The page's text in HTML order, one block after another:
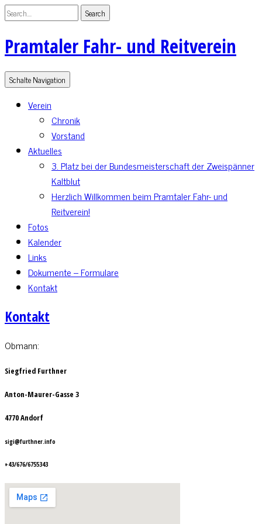
Pramtaler Fahr- und Reitverein
Schalte Navigation
Verein
Chronik
Vorstand
Aktuelles
3. Platz bei der Bundesmeisterschaft der Zweispänner
Kaltblut
Herzlich Willkommen beim Pramtaler Fahr- und
Reitverein!
Fotos
Kalender
Links
Dokumente – Formulare
Kontakt
Kontakt
Obmann:
Siegfried Furthner
Anton-Maurer-Gasse 3
4770 Andorf
sigi@furthner.info
+43/676/6755343